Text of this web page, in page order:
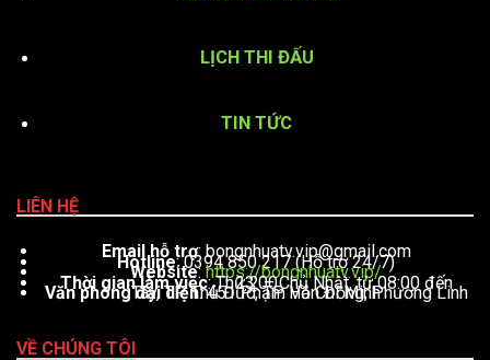
LỊCH THI ĐẤU
TIN TỨC
LIÊN HỆ
Email hỗ trợ:bongnhuatv.vip@gmail.com
Hotline: 0394 850 217 (Hỗ trợ 24/7)
Website:https://bongnhuatv.vip/
Thời gian làm việc : Thứ 2 – Chủ Nhật, từ 08:00 đến 23:00
Văn phòng đại diện: 451 Phạm Văn Đồng, Phường Linh Tây, TP. Thủ Đức, TP. Hồ Chí Minh
VỀ CHÚNG TÔI